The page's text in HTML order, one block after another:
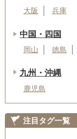
大阪 兵庫
中国・四国
岡山 徳島
九州・沖縄
鹿児島
注目タグ一覧